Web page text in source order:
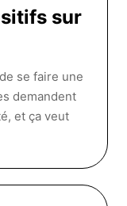
sur
se faire une
demandent
et ça veut